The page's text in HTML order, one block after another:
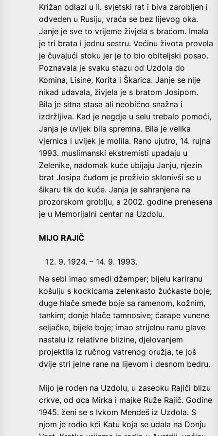
Križan odlazi u II. svjetski rat i biva zarobljen i
odveden u Rusiju, vraća se bez lijevog oka.
Janje je sve to vrijeme živjela s braćom. Imala
je tri brata i jednu sestru. Većinu života provela
je čuvajući stoku jer je to bio obiteljski posao.
Poznavala je svaku stazu od Uzdola do
Komina, Lisine, Korita i Škarica. Janje se nije
nikad udavala, živjela je s bratom Josipom.
Bila je sitna stasa ali neobično snažna i
izdržljiva. Kad je negdje u selu trebalo pomoći,
Janja je uvijek bila spremna. Bila je velika
vjernica i uvijek je molila. Rano ujutro, 14. rujna
1993. muslimanski ekstremisti upadaju u
Zelenike, nadomak kuće ubijaju Janju, njezin
brat Josipa čudom je preživio sklonivši se u
šikaru tik do kuće. Janja je sahranjena na
prozorskom groblju, a 2002. godine prenesena
je u Memorijalni centar na Uzdolu.
MIJO RAJIČ
9. 1924. – 14. 9. 1993.
Na sebi imao smeđi džemper; bijelu kariranu
košulju s kockicama zelenkasto žućkaste boje;
duge hlače smeđe boje sa ramenom, kožnim,
tankim; donje hlače tamnosive; čarape vunene
seljačke, bijele boje; imao strijelnu ranu glave
nastalu iz relativne blizine, djelovanjem
projektila iz ručnog vatrenog oružja, te još
dvije stri jelne rane na lijevom i desnom bedru.
Mijo je rođen na Uzdolu, u zaseoku Rajiči blizu
crkve, od oca Mirka i majke Ruže Rajič. Godine
1945. ženi se s Ivkom Mendeš iz Uzdola. S
njom je rodio kći Katu koja se udala na Donju